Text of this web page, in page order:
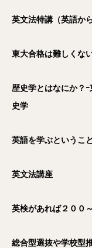
英文法特講（英語か
東大合格は難しくな
歴史学とはなにか？
史学
英語を学ぶということ
英文法講座
英検があれば２００
総合型選抜や学校型